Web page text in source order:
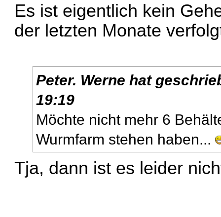
Es ist eigentlich kein
der letzten Monate
Peter. Werne hat
19:19
Möchte nicht mehr 6
Wurmfarm stehen haben...
Tja, dann ist es leider